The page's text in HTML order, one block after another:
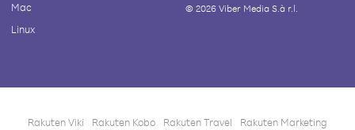
Mac
Linux
© 2026Viber Media S.à r.l.
Rakuten Viki Rakuten Kobo Rakuten Travel Rakuten Marketing